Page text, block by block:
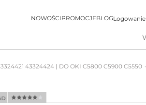
NOWOŚCIPROMOCJEBLOGLogowanie
43324424 | DO OKI C5800 C5900 C5550